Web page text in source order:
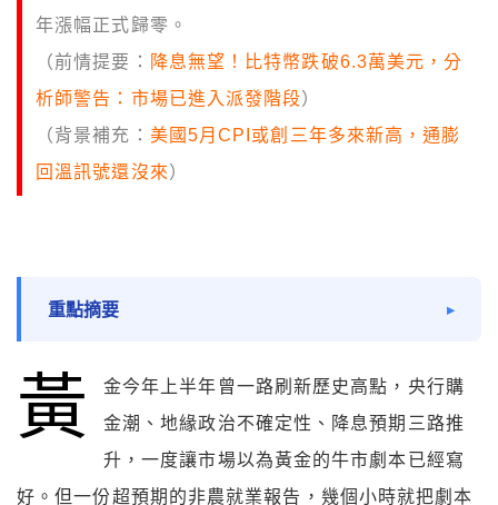
年漲幅正式歸零。
（前情提要：
降息無望！比特幣跌破6.3萬美元，分
析師警告：市場已進入派發階段）
（背景補充： 美國5月CPI或創三年多來新高，通膨
回溫訊號還沒來）
重點摘要
黃
金今年上半年曾一路刷新歷史高點，央行購
金潮、地緣政治不確定性、降息預期三路推
升，一度讓市場以為黃金的牛市劇本已經寫
好。但一份超預期的非農就業報告，幾個小時就把劇本